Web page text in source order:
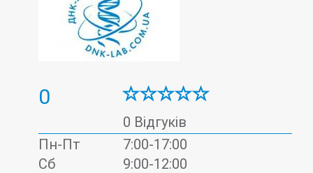
0
0 Відгуків
Пн-Пт
7:00-17:00
Сб
9:00-12:00